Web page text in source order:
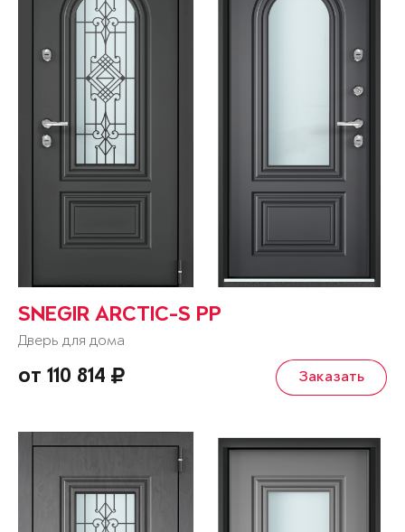
SNEGIR ARCTIC-S PP
Дверь для дома
от 110 814 Заказать